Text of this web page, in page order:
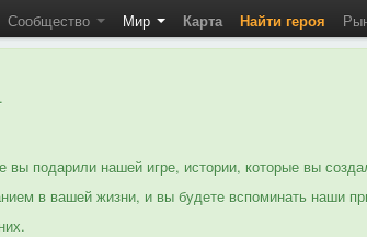
Сообщество Мир Карта Найти героя
подарили нашей игре, истории, которые вы
в вашей жизни, и вы будете вспоминать наши